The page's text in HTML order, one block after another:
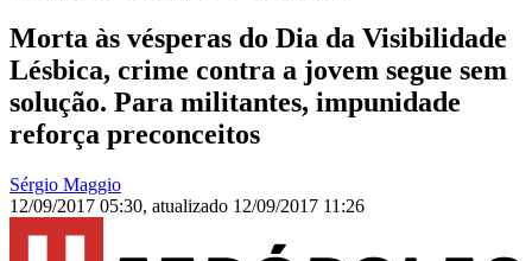
Morta às vésperas do Dia da Visibilidade
Lésbica, crime contra a jovem segue sem
solução. Para militantes, impunidade
reforça preconceitos
Sérgio Maggio
12/09/2017 05:30, atualizado 12/09/2017 11:26